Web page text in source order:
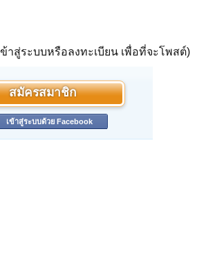
าสู่ระบบหรือลงทะเบียน เพื่อที่จะโพสต์)
สมัครสมาชิก
เข้าสู่ระบบด้วย Facebook